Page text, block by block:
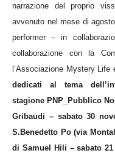
narrazione del proprio
avvenuto nel mese di
performer – in
collaborazione con la
l’Associazione Mystery Life
dedicati al tema
stagione PNP_Pubblico
Gribaudi – sabato 30
S.Benedetto Po (via
di Samuel Hili – sabato